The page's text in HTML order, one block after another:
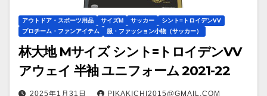
アウトドア・スポーツ用品 サイズM サッカー
シント=トロイデンVV
プロチーム・ファンアイテム
服・ファッション小物（サッカー）
林大地 Mサイズ シント=トロイデンVV
アウェイ 半袖 ユニフォーム 2021-22
2025年1月31日 PIKAKICHI2015@GMAIL.COM